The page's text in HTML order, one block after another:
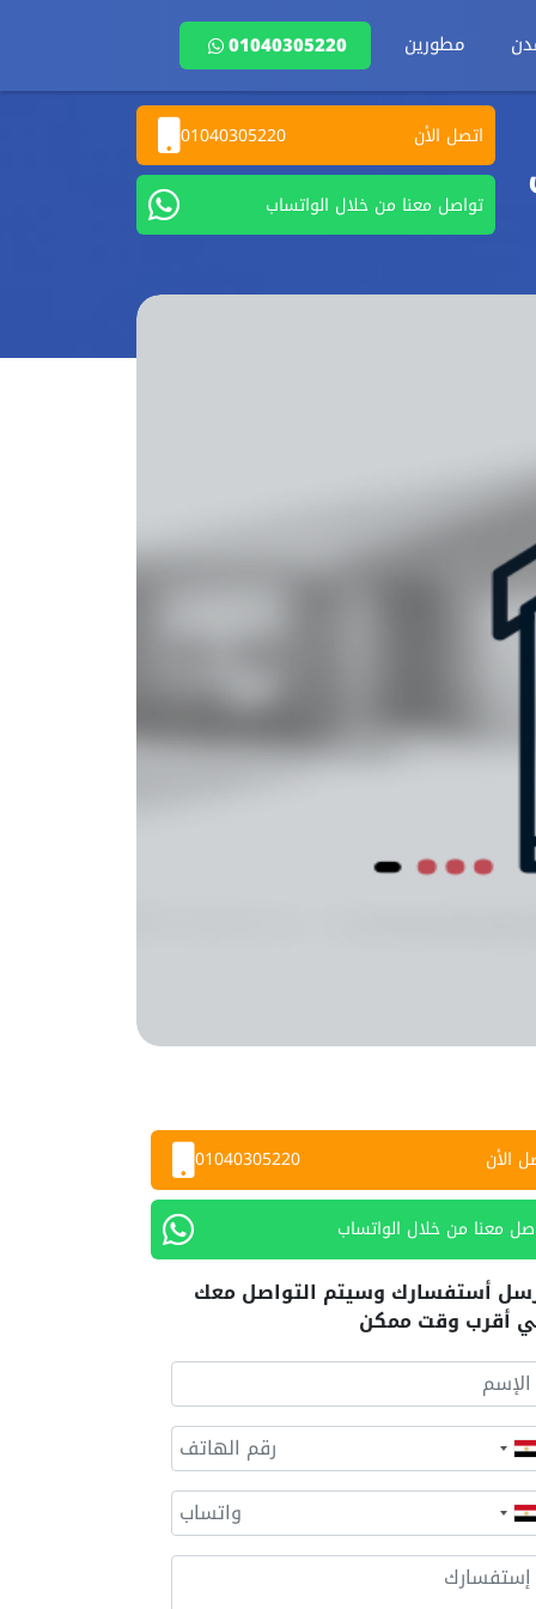
مطورين 01040305220
اتصل الأن 01040305220
تواصل معنا من خلال الواتساب
الأن 01040305220
معنا من خلال الواتساب
أستفسارك وسيتم التواصل معك
أقرب وقت ممكن